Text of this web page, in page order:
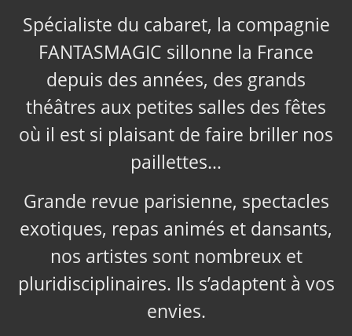
Spécialiste du cabaret, la compagnie
FANTASMAGIC sillonne la France
depuis des années, des grands
théâtres aux petites salles des fêtes
où il est si plaisant de faire briller nos
paillettes…
Grande revue parisienne, spectacles
exotiques, repas animés et dansants,
nos artistes sont nombreux et
pluridisciplinaires. Ils s’adaptent à vos
envies.